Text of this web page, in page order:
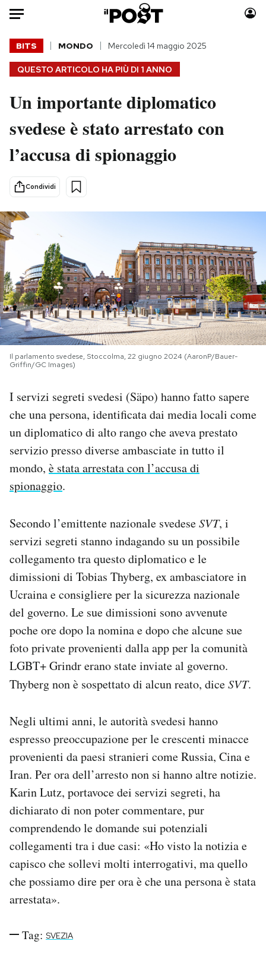
Auto
HOME
Italia
Politica
Tecnologia
Scienza
Sport
Moda
Consumismi
Storie/Idee
Ok Boomer!
PODCAST
NEWSLETTER
I MIEI PREFERITI
CALENDARIO
AREA PERSONALE
Newsletter
Notifiche mobile
Regala il Post
Hai bisogno di aiuto?
QUESTO ARTICOLO HA PIÙ DI 1 ANNO
BITS MONDO Mercoledì 14 maggio 2025
Un importante diplomatico
svedese è stato arrestato con
l’accusa di spionaggio
Condividi
Il parlamento svedese, Stoccolma, 22 giugno 2024 (AaronP/Bauer-
Griffin/GC Images)
I servizi segreti svedesi (Säpo) hanno fatto sapere
che una persona, identificata dai media locali come
un diplomatico di alto rango che aveva prestato
servizio presso diverse ambasciate in tutto il
mondo, è stata arrestata con l’accusa di
spionaggio.
Secondo l’emittente nazionale svedeseSVT, i
servizi segreti stanno indagando su un possibile
collegamento tra questo diplomatico e le
dimissioni di Tobias Thyberg, ex ambasciatore in
Ucraina e consigliere per la sicurezza nazionale
del governo. Le sue dimissioni sono avvenute
poche ore dopo la nomina e dopo che alcune sue
foto private provenienti dalla app per la comunità
LGBT+ Grindr erano state inviate al governo.
Thyberg non è sospettato di alcun reato, diceSVT.
Negli ultimi anni, le autorità svedesi hanno
espresso preoccupazione per le crescenti minacce
provenienti da paesi stranieri come Russia, Cina e
Iran. Per ora dell’arresto non si hanno altre notizie.
Karin Lutz, portavoce dei servizi segreti, ha
dichiarato di non poter commentare, pur
comprendendo le domande sui potenziali
collegamenti tra i due casi: «Ho visto la notizia e
capisco che sollevi molti interrogativi, ma quello
che possiamo dire per ora è che una persona è stata
arrestata».
Tag: SVEZIA